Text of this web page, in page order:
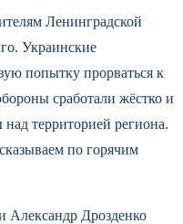
Ленинградской
Украинские
попытку прорваться к
сработали жёстко и
территорией региона.
по горячим
Александр Дрозденко